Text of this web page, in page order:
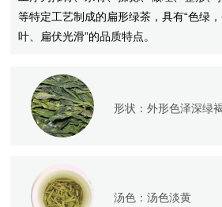
等特定工艺制成的扁形绿茶，具有“色绿
叶、扁伏光滑”的品质特点。
形状： 外形色泽深绿
汤色： 汤色淡黄